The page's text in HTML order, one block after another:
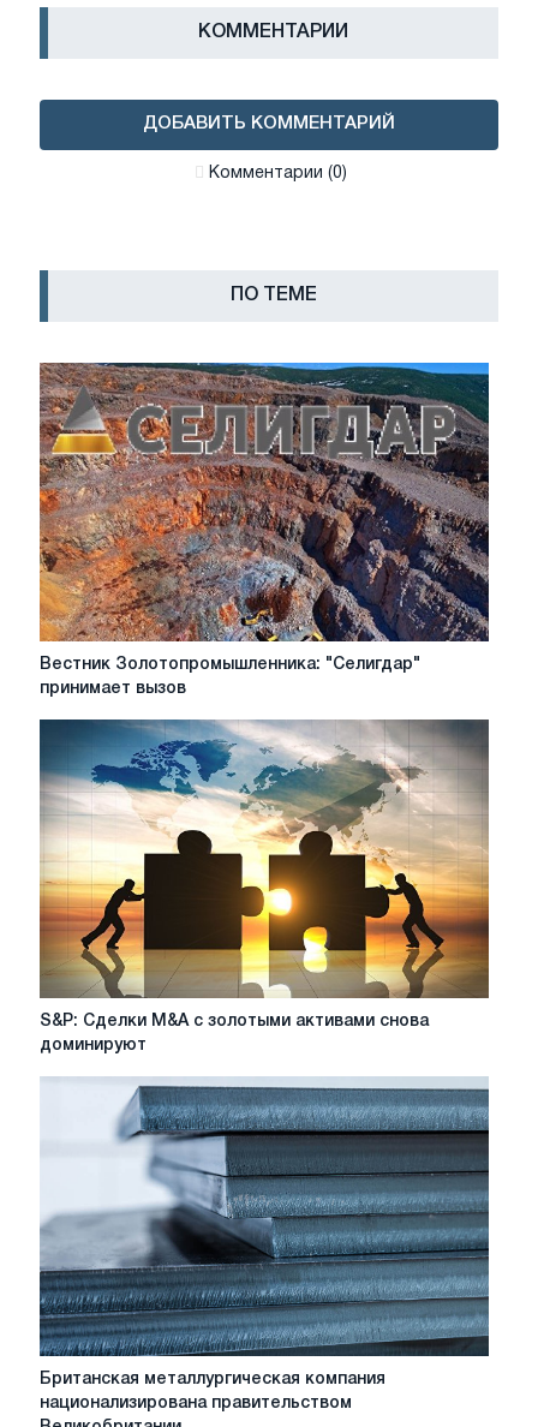
КОММЕНТАРИИ
ДОБАВИТЬ КОММЕНТАРИЙ
Комментарии (0)
ПО ТЕМЕ
Вестник
принимает
Вестник Золотопромышленника: "Селигдар"
принимает вызов
S&P:
золотыми
активами
доминируют
S&P: Сделки M&A с золотыми активами снова
доминируют
Британская
металлургическая
компания
Британская металлургическая компания
национализирована правительством